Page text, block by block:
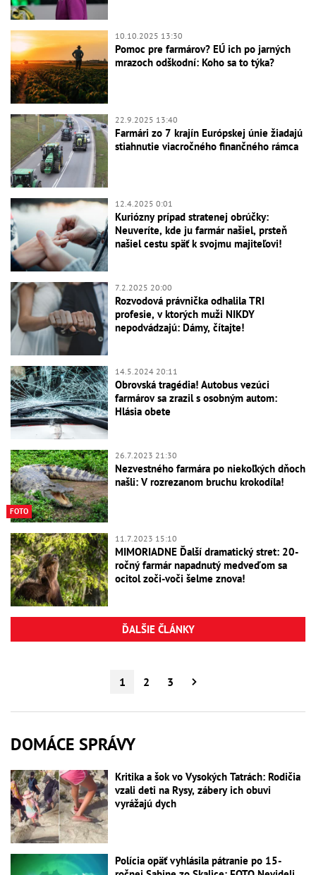
10.10.2025 13:30
Pomoc pre farmárov? EÚ ich po jarných
mrazoch odškodní: Koho sa to týka?
22.9.2025 13:40
Farmári zo 7 krajín Európskej únie žiadajú
stiahnutie viacročného finančného rámca
12.4.2025 0:01
Kuriózny prípad stratenej obrúčky:
Neuveríte, kde ju farmár našiel, prsteň
našiel cestu späť k svojmu majiteľovi!
7.2.2025 20:00
Rozvodová právnička odhalila TRI
profesie, v ktorých muži NIKDY
nepodvádzajú: Dámy, čítajte!
14.5.2024 20:11
Obrovská tragédia! Autobus vezúci
farmárov sa zrazil s osobným autom:
Hlásia obete
FOTO
26.7.2023 21:30
Nezvestného farmára po niekoľkých dňoch
našli: V rozrezanom bruchu krokodíla!
11.7.2023 15:10
MIMORIADNE Ďalší dramatický stret: 20-
ročný farmár napadnutý medveďom sa
ocitol zoči-voči šelme znova!
ĎALŠIE ČLÁNKY
1 2 3
DOMÁCE SPRÁVY
Kritika a šok vo Vysokých Tatrách: Rodičia
vzali deti na Rysy, zábery ich obuvi
vyrážajú dych
Polícia opäť vyhlásila pátranie po 15-